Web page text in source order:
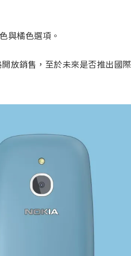
與橘色選項。
放銷售，至於未來是否推出國際